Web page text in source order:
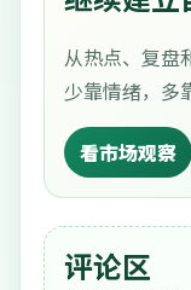
从热点、复盘
少靠情绪，多
看市场观察
评论区